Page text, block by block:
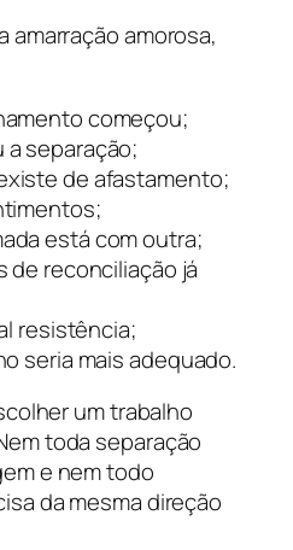
amarração amorosa,
começou;
separação;
de afastamento;
está com outra;
de reconciliação já
resistência;
seria mais adequado.
um trabalho
toda separação
e nem todo
da mesma direção